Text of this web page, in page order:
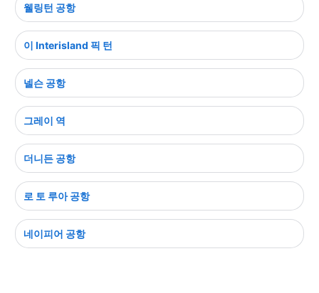
웰링턴 공항
이 Interisland 픽 턴
넬슨 공항
그레이 역
더니든 공항
로 토 루아 공항
네이피어 공항